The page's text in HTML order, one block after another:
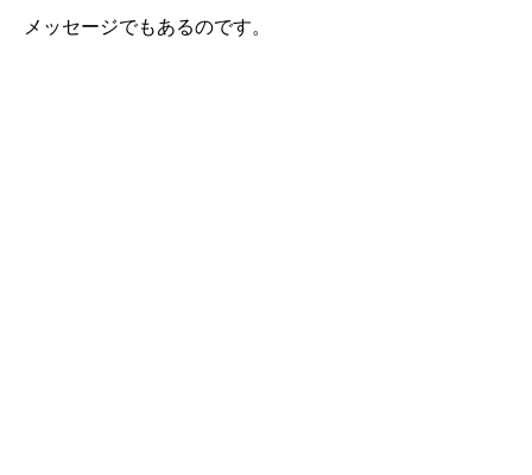
メッセージでもあるのです。